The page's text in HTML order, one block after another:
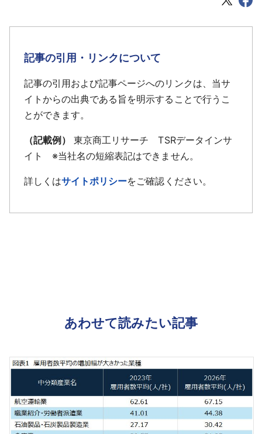
記事の引用・リンクについて
記事の引用および記事ページへのリンクは、当サ
イトからの出典である旨を明示することで行うこ
とができます。
（記載例）
東京商工リサーチ TSRデータインサ
イト ※当社名の短縮表記はできません。
詳しくはサイトポリシーをご確認ください。
あわせて読みたい記事